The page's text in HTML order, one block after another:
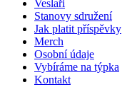
Veslaři
Stanovy sdružení
Jak platit příspěvky
Merch
Osobní údaje
Vybíráme na týpka
Kontakt